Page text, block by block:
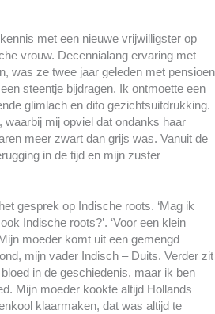
met een nieuwe vrijwilligster op
vrouw. Decennialang ervaring met
was ze twee jaar geleden met pensioen
steentje bijdragen. Ik ontmoette een
glimlach en dito gezichtsuitdrukking.
waarbij mij opviel dat ondanks haar
meer zwart dan grijs was. Vanuit de
in de tijd en mijn zuster
gesprek op Indische roots. ‘Mag ik
Indische roots?’. ‘Voor een klein
moeder komt uit een gemengd
mijn vader Indisch – Duits. Verder zit
in de geschiedenis, maar ik ben
Mijn moeder kookte altijd Hollands
klaarmaken, dat was altijd te